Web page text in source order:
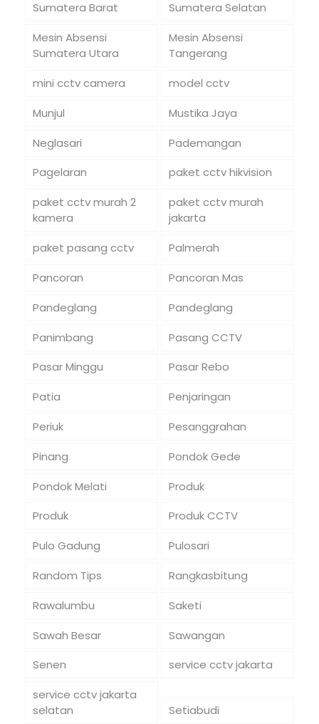
Sumatera Barat
Sumatera Selatan
Mesin Absensi
Sumatera Utara
Mesin Absensi
Tangerang
mini cctv camera
model cctv
Munjul
Mustika Jaya
Neglasari
Pademangan
Pagelaran
paket cctv hikvision
paket cctv murah 2
kamera
paket cctv murah
jakarta
paket pasang cctv
Palmerah
Pancoran
Pancoran Mas
Pandeglang
Pandeglang
Panimbang
Pasang CCTV
Pasar Minggu
Pasar Rebo
Patia
Penjaringan
Periuk
Pesanggrahan
Pinang
Pondok Gede
Pondok Melati
Produk
Produk
Produk CCTV
Pulo Gadung
Pulosari
Random Tips
Rangkasbitung
Rawalumbu
Saketi
Sawah Besar
Sawangan
Senen
service cctv jakarta
service cctv jakarta
selatan
Setiabudi